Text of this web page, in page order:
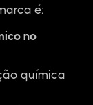
é:
no
química